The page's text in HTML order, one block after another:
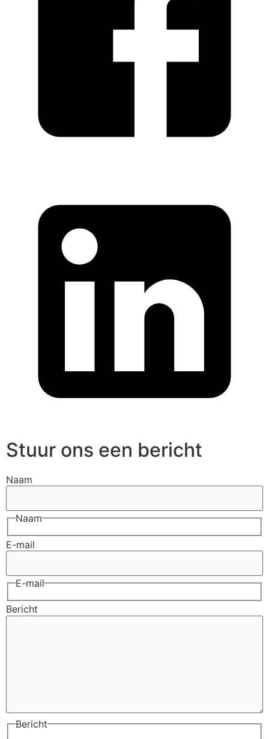
Stuur ons een bericht
Naam
Naam
E-mail
E-mail
Bericht
Bericht